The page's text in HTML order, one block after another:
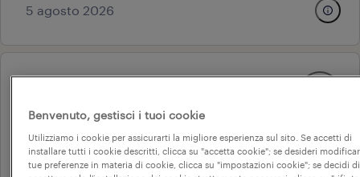
5 agosto 2026
montorso vicentino, veneto
tempo indeterminato
29 luglio 2026
Benvenuto, gestisci i tuoi cookie
Utilizziamo i cookie per assicurarti la migliore esperienza sul sito. Se accetti di
installare tutti i cookie descritti, clicca su "accetta cookie"; se desideri
tue preferenze in materia di cookie, clicca su "impostazioni cookie"; se decidi di